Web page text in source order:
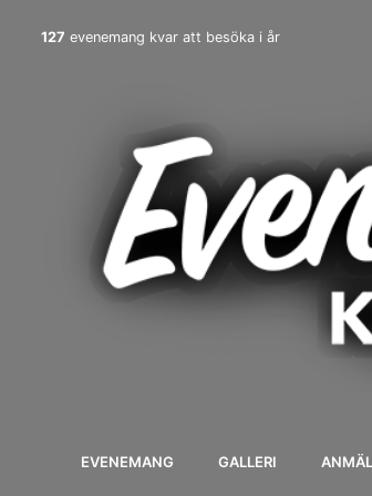
127 evenemang kvar att besöka i år
EVENEMANG GALLERI